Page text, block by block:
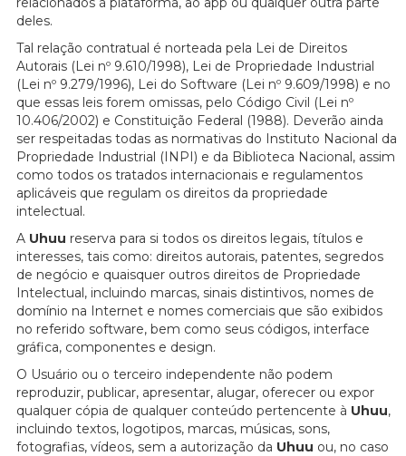
deles.
Tal relação contratual é norteada pela Lei de Direitos
Autorais (Lei nº 9.610/1998), Lei de Propriedade Industrial
(Lei nº 9.279/1996), Lei do Software (Lei nº 9.609/1998) e no
que essas leis forem omissas, pelo Código Civil (Lei nº
10.406/2002) e Constituição Federal (1988). Deverão ainda
ser respeitadas todas as normativas do Instituto Nacional da
Propriedade Industrial (INPI) e da Biblioteca Nacional, assim
como todos os tratados internacionais e regulamentos
aplicáveis que regulam os direitos da propriedade
intelectual.
A Uhuu reserva para si todos os direitos legais, títulos e
interesses, tais como: direitos autorais, patentes, segredos
de negócio e quaisquer outros direitos de Propriedade
Intelectual, incluindo marcas, sinais distintivos, nomes de
domínio na Internet e nomes comerciais que são exibidos
no referido software, bem como seus códigos, interface
gráfica, componentes e design.
O Usuário ou o terceiro independente não podem
reproduzir, publicar, apresentar, alugar, oferecer ou expor
qualquer cópia de qualquer conteúdo pertencente à Uhuu,
incluindo textos, logotipos, marcas, músicas, sons,
fotografias, vídeos, sem a autorização da Uhuu ou, no caso